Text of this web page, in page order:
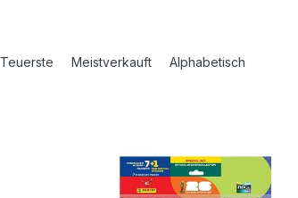
Teuerste Meistverkauft Alphabetisch